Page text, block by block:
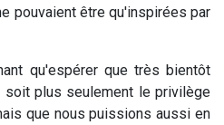
pouvaient être qu'inspirées par
qu'espérer que très bientôt
plus seulement le privilège
que nous puissions aussi en